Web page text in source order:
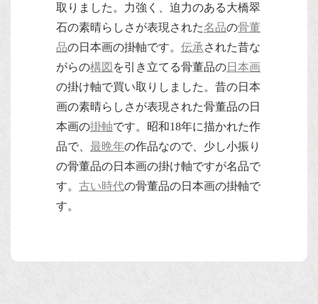
取りました。力強く、迫力のある大橋翠
石の素晴らしさが表現された名品の骨董
品の日本画の掛軸です。 伝承された昔な
がらの構図 を引き立てる骨董品の日本画
の掛け軸で買い取りしました。昔の日本
画の素晴らしさが表現された骨董品の日
本画の掛軸です。昭和18年に描かれた作
品で、 最晩年の作品なので、少し小振り
の骨董品の日本画の掛け軸ですが名品で
す。 古い時代の骨董品の日本画の掛軸で
す。